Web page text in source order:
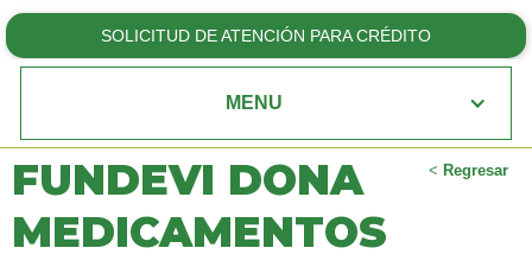
SOLICITUD DE ATENCIÓN PARA CRÉDITO
MENU
< Regresar
FUNDEVI DONA
MEDICAMENTOS